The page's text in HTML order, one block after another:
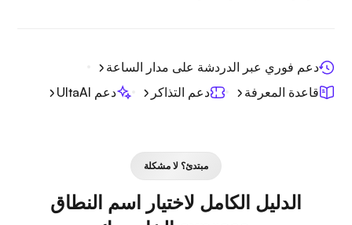
دعم فوري عبر الدردشة على مدار الساعة
قاعدة المعرفة
دعم التذاكر دعم UltaAI
مبتدئ؟ لا مشكلة
الدليل الكامل لاختيار اسم النطاق